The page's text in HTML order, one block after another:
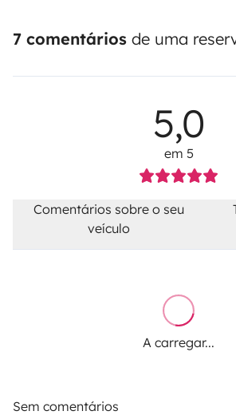
7 comentários de uma
5,0
em 5
Comentários sobre o seu
veículo
A carregar...
Sem comentários